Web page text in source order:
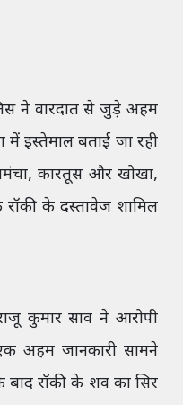
ने वारदात से जुड़े अहम
इस्तेमाल बताई जा रही
तमंचा, कारतूस और खोखा,
के दस्तावेज शामिल
कुमार साव ने आरोपी
अहम जानकारी सामने
बाद रॉकी के शव का सिर